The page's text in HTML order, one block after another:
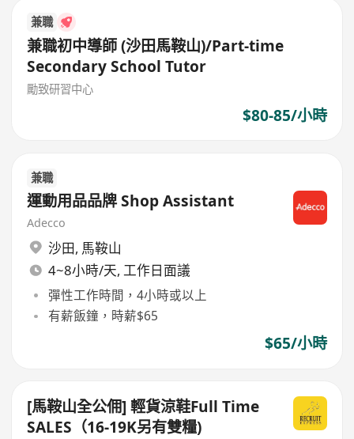
兼職
兼職初中導師 (沙田馬鞍山)/Part-time
Secondary School Tutor
勵致研習中心
$80-85/小時
兼職
運動用品品牌 Shop Assistant
Adecco
沙田, 馬鞍山
4~8小時/天, 工作日面議
彈性工作時間，4小時或以上
有薪飯鐘，時薪$65
$65/小時
[馬鞍山全公佣] 輕貨涼鞋Full Time
SALES（16-19K另有雙糧)